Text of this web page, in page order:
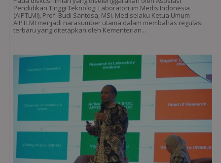
Pendidikan Tinggi Teknologi Laboratorium Medis Indonesia
(AIPTLMI), Prof. Budi Santosa, MSi. Med selaku Ketua Umum
AIPTLMI menjadi narasumber utama dalam membahas regulasi
terbaru yang ditetapkan oleh Kementerian...